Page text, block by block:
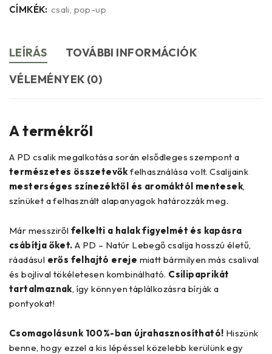
CÍMKÉK: csali, pop-up
LEÍRÁS
TOVÁBBI INFORMÁCIÓK
VÉLEMÉNYEK (0)
A termékről
A PD csalik megalkotása során elsődleges szempont a
természetes összetevőkfelhasználása volt. Csalijaink
mesterséges színezéktől és aromáktól mentesek,
színüket a felhasznált alapanyagok határozzák meg.
Már messziről felkelti a halak figyelmét és kapásra
csábítja őket. A PD – Natúr Lebegő csalija hosszú életű,
ráadásul erős felhajtó ereje miatt bármilyen más csalival
és bojlival tökéletesen kombinálható. Csilipaprikát
tartalmaznak, így könnyen táplálkozásra bírják a
pontyokat!
Csomagolásunk 100%-ban újrahasznosítható! Hiszünk
benne, hogy ezzel a kis lépéssel közelebb kerülünk egy